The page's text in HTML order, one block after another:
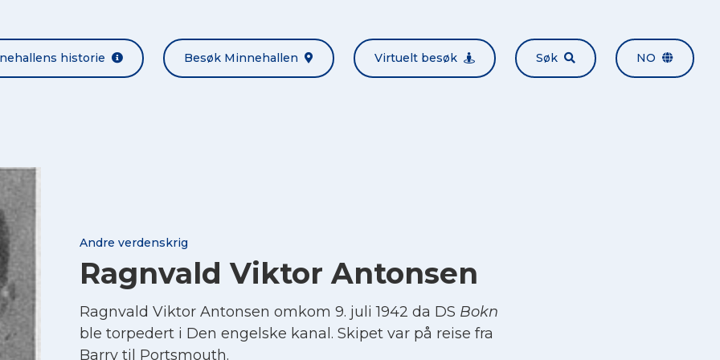
historie Besøk Minnehallen Virtuelt besøk Søk NO
Andre verdenskrig
Ragnvald Viktor Antonsen
Ragnvald Viktor Antonsen omkom 9. juli 1942 da DS Bokn
ble torpedert i Den engelske kanal. Skipet var på reise fra
Barry til Portsmouth.